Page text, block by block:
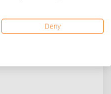
valamint
belül a szövetség által
hatálya alatt
Deny